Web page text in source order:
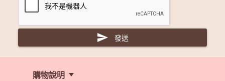
send 發送
購物說明